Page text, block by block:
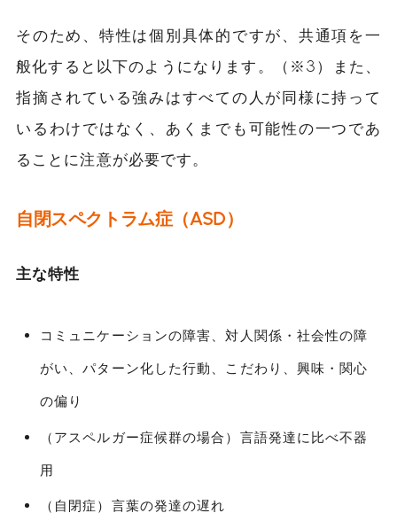
そのため、特性は個別具体的ですが、共通項を一
般化すると以下のようになります。（※3）また、
指摘されている強みはすべての人が同様に持って
いるわけではなく、あくまでも可能性の一つであ
ることに注意が必要です。
自閉スペクトラム症（ASD）
主な特性
コミュニケーションの障害、対人関係・社会性の障
がい、パターン化した行動、こだわり、興味・関心
の偏り
（アスペルガー症候群の場合）言語発達に比べ不器
用
（自閉症）言葉の発達の遅れ